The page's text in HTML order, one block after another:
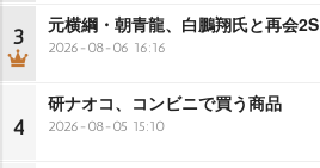
3 元横綱・朝青龍、白鵬翔氏と再会2S
2026-08-06 16:16
4
研ナオコ、コンビニで買う商品
2026-08-05 15:10